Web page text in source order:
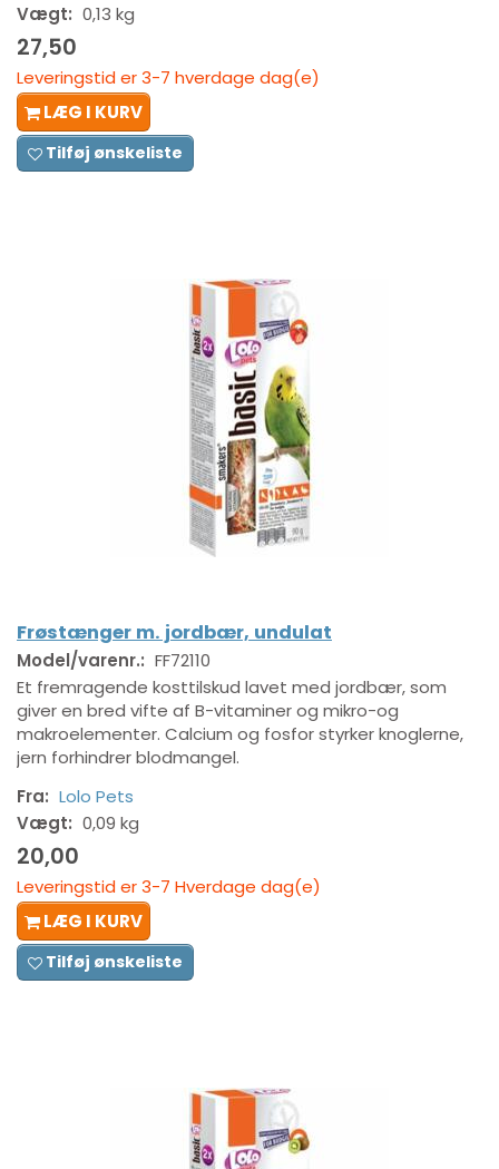
Vægt: 0,13 kg
27,50
Leveringstid er 3-7 hverdage dag(e)
LÆG I KURV
Tilføj ønskeliste
Frøstænger m. jordbær, undulat
Model/varenr.: FF72110
Et fremragende kosttilskud lavet med jordbær, som
giver en bred vifte af B-vitaminer og mikro-og
makroelementer. Calcium og fosfor styrker knoglerne,
jern forhindrer blodmangel.
Fra: Lolo Pets
Vægt: 0,09 kg
20,00
Leveringstid er 3-7 Hverdage dag(e)
LÆG I KURV
Tilføj ønskeliste